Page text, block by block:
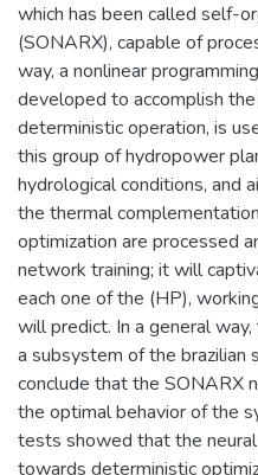
which has been called self-
(SONARX), capable of
way, a nonlinear
developed to accomplish
deterministic operation, is
this group of hydropower
hydrological conditions, and
the thermal
optimization are processed
network training; it will
each one of the (HP),
will predict. In a general
a subsystem of the
conclude that the SONARX
the optimal behavior of the
tests showed that the
towards deterministic